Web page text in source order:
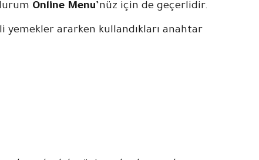
Online Menu’nüz için de geçerlidir.
ararken kullandıkları anahtar